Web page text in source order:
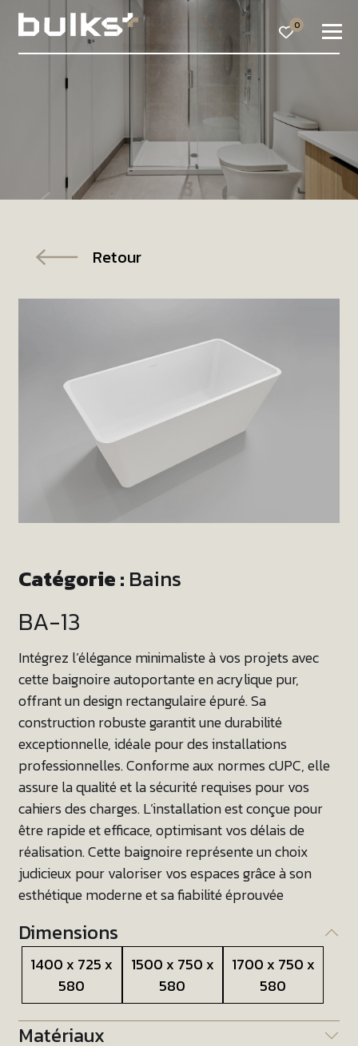
0
Retour
Catégorie : Bains
BA-13
Intégrez l’élégance minimaliste à vos projets avec
cette baignoire autoportante en acrylique pur,
offrant un design rectangulaire épuré. Sa
construction robuste garantit une durabilité
exceptionnelle, idéale pour des installations
professionnelles. Conforme aux normes cUPC, elle
assure la qualité et la sécurité requises pour vos
cahiers des charges. L’installation est conçue pour
être rapide et efficace, optimisant vos délais de
réalisation. Cette baignoire représente un choix
judicieux pour valoriser vos espaces grâce à son
esthétique moderne et sa fiabilité éprouvée
Dimensions
1400 x 725 x
580
1500 x 750 x
580
1700 x 750 x
580
Matériaux